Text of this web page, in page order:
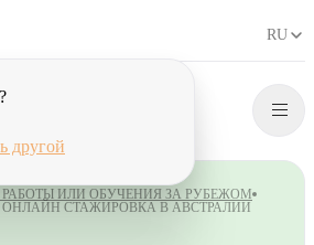
?
другой
RU
ИЛИ ОБУЧЕНИЯ ЗА РУБЕЖОМ
ОНЛАЙН СТАЖИРОВКА В АВСТРАЛИИ